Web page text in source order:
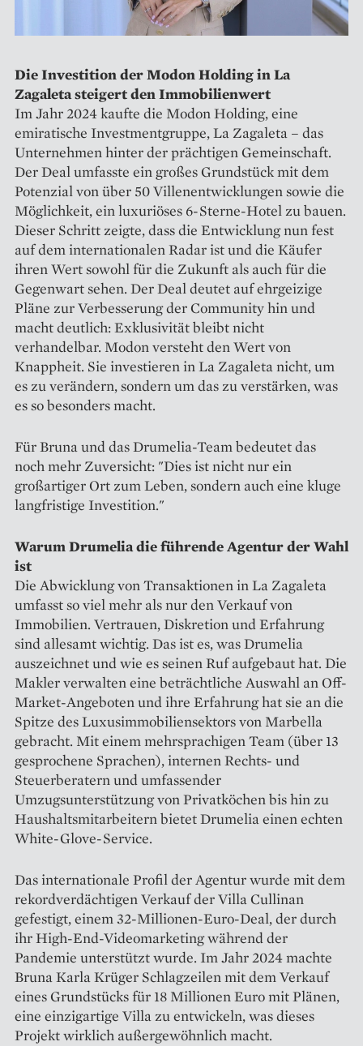
Die Investition der Modon Holding in La
Zagaleta steigert den Immobilienwert
Im Jahr 2024 kaufte die Modon Holding, eine
emiratische Investmentgruppe, La Zagaleta – das
Unternehmen hinter der prächtigen Gemeinschaft.
Der Deal umfasste ein großes Grundstück mit dem
Potenzial von über 50 Villenentwicklungen sowie die
Möglichkeit, ein luxuriöses 6-Sterne-Hotel zu bauen.
Dieser Schritt zeigte, dass die Entwicklung nun fest
auf dem internationalen Radar ist und die Käufer
ihren Wert sowohl für die Zukunft als auch für die
Gegenwart sehen. Der Deal deutet auf ehrgeizige
Pläne zur Verbesserung der Community hin und
macht deutlich: Exklusivität bleibt nicht
verhandelbar. Modon versteht den Wert von
Knappheit. Sie investieren in La Zagaleta nicht, um
es zu verändern, sondern um das zu verstärken, was
es so besonders macht.
Für Bruna und das Drumelia-Team bedeutet das
noch mehr Zuversicht: "Dies ist nicht nur ein
großartiger Ort zum Leben, sondern auch eine kluge
langfristige Investition."
Warum Drumelia die führende Agentur der Wahl
ist
Die Abwicklung von Transaktionen in La Zagaleta
umfasst so viel mehr als nur den Verkauf von
Immobilien. Vertrauen, Diskretion und Erfahrung
sind allesamt wichtig. Das ist es, was Drumelia
auszeichnet und wie es seinen Ruf aufgebaut hat. Die
Makler verwalten eine beträchtliche Auswahl an Off-
Market-Angeboten und ihre Erfahrung hat sie an die
Spitze des Luxusimmobiliensektors von Marbella
gebracht. Mit einem mehrsprachigen Team (über 13
gesprochene Sprachen), internen Rechts- und
Steuerberatern und umfassender
Umzugsunterstützung von Privatköchen bis hin zu
Haushaltsmitarbeitern bietet Drumelia einen echten
White-Glove-Service.
Das internationale Profil der Agentur wurde mit dem
rekordverdächtigen Verkauf der Villa Cullinan
gefestigt, einem 32-Millionen-Euro-Deal, der durch
ihr High-End-Videomarketing während der
Pandemie unterstützt wurde. Im Jahr 2024 machte
Bruna Karla Krüger Schlagzeilen mit dem Verkauf
eines Grundstücks für 18 Millionen Euro mit Plänen,
eine einzigartige Villa zu entwickeln, was dieses
Projekt wirklich außergewöhnlich macht.